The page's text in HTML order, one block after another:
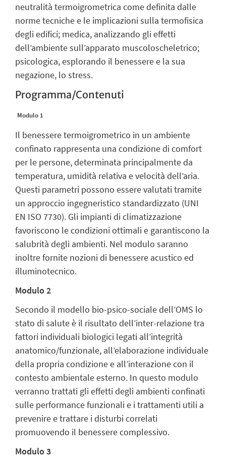
neutralità termoigrometrica come definita dalle
norme tecniche e le implicazioni sulla termofisica
degli edifici; medica, analizzando gli effetti
dell’ambiente sull’apparato muscoloscheletrico;
psicologica, esplorando il benessere e la sua
negazione, lo stress.
Programma/Contenuti
Modulo 1
Il benessere termoigrometrico in un ambiente
confinato rappresenta una condizione di comfort
per le persone, determinata principalmente da
temperatura, umidità relativa e velocità dell’aria.
Questi parametri possono essere valutati tramite
un approccio ingegneristico standardizzato (UNI
EN ISO 7730). Gli impianti di climatizzazione
favoriscono le condizioni ottimali e garantiscono la
salubrità degli ambienti. Nel modulo saranno
inoltre fornite nozioni di benessere acustico ed
illuminotecnico.
Modulo 2
Secondo il modello bio-psico-sociale dell’OMS lo
stato di salute è il risultato dell’inter-relazione tra
fattori individuali biologici legati all’integrità
anatomico/funzionale, all’elaborazione individuale
della propria condizione e all’interazione con il
contesto ambientale esterno. In questo modulo
verranno trattati gli effetti degli ambienti confinati
sulle performance funzionali e i trattamenti utili a
prevenire e trattare i disturbi correlati
promuovendo il benessere complessivo.
Modulo 3